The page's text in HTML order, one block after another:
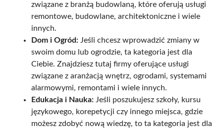
związane z branżą budowlaną, które oferują usługi
remontowe, budowlane, architektoniczne i wiele
innych.
Dom i Ogród: Jeśli chcesz wprowadzić zmiany w
swoim domu lub ogrodzie, ta kategoria jest dla
Ciebie. Znajdziesz tutaj firmy oferujące usługi
związane z aranżacją wnętrz, ogrodami, systemami
alarmowymi, remontami i wiele innych.
Edukacja i Nauka: Jeśli poszukujesz szkoły, kursu
językowego, korepetycji czy innego miejsca, gdzie
możesz zdobyć nową wiedzę, to ta kategoria jest dla